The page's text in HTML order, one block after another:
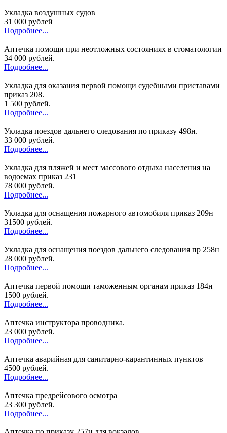
Укладка воздушных судов
31 000 рублей
Подробнее...
Аптечка помощи при неотложных состояниях в стоматологии
34 000 рублей.
Подробнее...
Укладка для оказания первой помощи судебными приставами
приказ 208.
1 500 рублей.
Подробнее...
Укладка поездов дальнего следования по приказу 498н.
33 000 рублей.
Подробнее...
Укладка для пляжей и мест массового отдыха населения на
водоемах приказ 231
78 000 рублей.
Подробнее...
Укладка для оснащения пожарного автомобиля приказ 209н
31500 рублей.
Подробнее...
Укладка для оснащения поездов дальнего следования пр 258н
28 000 рублей.
Подробнее...
Аптечка первой помощи таможенным органам приказ 184н
1500 рублей.
Подробнее...
Аптечка инструктора проводника.
23 000 рублей.
Подробнее...
Аптечка аварийная для санитарно-карантинных пунктов
4500 рублей.
Подробнее...
Аптечка предрейсового осмотра
23 300 рублей.
Подробнее...